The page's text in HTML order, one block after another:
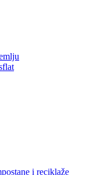
i reciklaže